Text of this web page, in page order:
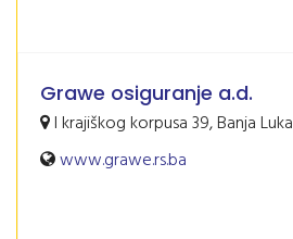
Grawe osiguranje a.d.
I krajiškog korpusa 39, Banja Luka
www.grawe.rs.ba